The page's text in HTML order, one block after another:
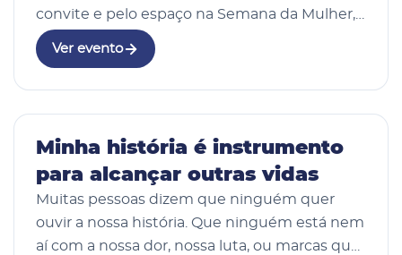
convite e pelo espaço na Semana da Mulher,
um evento marcado por aprendizado,
acolhimento e fortalecimento feminino.
Ver evento
28 Mar 2026
Minha história é instrumento
para alcançar outras vidas
Muitas pessoas dizem que ninguém quer
ouvir a nossa história. Que ninguém está nem
aí com a nossa dor, nossa luta, ou marcas que